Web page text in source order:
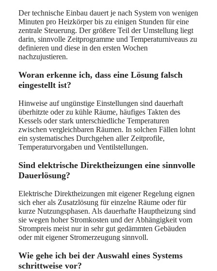
Der technische Einbau dauert je nach System von wenigen
Minuten pro Heizkörper bis zu einigen Stunden für eine
zentrale Steuerung. Der größere Teil der Umstellung liegt
darin, sinnvolle Zeitprogramme und Temperaturniveaus zu
definieren und diese in den ersten Wochen
nachzujustieren.
Woran erkenne ich, dass eine Lösung falsch
eingestellt ist?
Hinweise auf ungünstige Einstellungen sind dauerhaft
überhitzte oder zu kühle Räume, häufiges Takten des
Kessels oder stark unterschiedliche Temperaturen
zwischen vergleichbaren Räumen. In solchen Fällen lohnt
ein systematisches Durchgehen aller Zeitprofile,
Temperaturvorgaben und Ventilstellungen.
Sind elektrische Direktheizungen eine sinnvolle
Dauerlösung?
Elektrische Direktheizungen mit eigener Regelung eignen
sich eher als Zusatzlösung für einzelne Räume oder für
kurze Nutzungsphasen. Als dauerhafte Hauptheizung sind
sie wegen hoher Stromkosten und der Abhängigkeit vom
Strompreis meist nur in sehr gut gedämmten Gebäuden
oder mit eigener Stromerzeugung sinnvoll.
Wie gehe ich bei der Auswahl eines Systems
schrittweise vor?